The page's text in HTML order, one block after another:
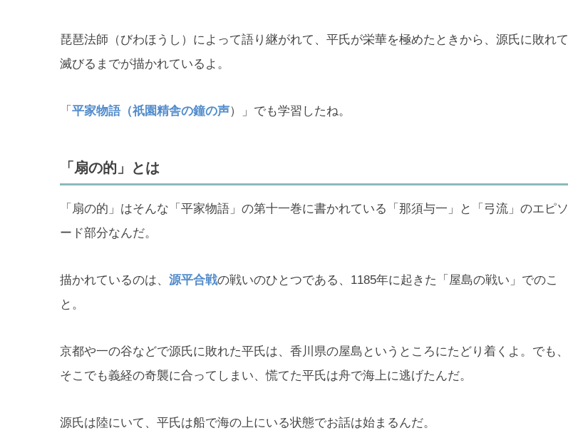
琵琶法師（びわほうし）によって語り継がれて、平氏が栄華を極めたときから、源氏に敗れて
滅びるまでが描かれているよ。
「 平家物語（祇園精舎の鐘の声）」でも学習したね。
「扇の的」とは
「扇の的」はそんな「平家物語」の第十一巻に書かれている「那須与一」と「弓流」のエピソ
ード部分なんだ。
描かれているのは、 源平合戦の戦いのひとつである、1185年に起きた「屋島の戦い」でのこ
と。
京都や一の谷などで源氏に敗れた平氏は、香川県の屋島というところにたどり着くよ。でも、
そこでも義経の奇襲に合ってしまい、慌てた平氏は舟で海上に逃げたんだ。
源氏は陸にいて、平氏は船で海の上にいる状態でお話は始まるんだ。